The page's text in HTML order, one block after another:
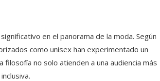
en el panorama de la moda. Según
como unisex han experimentado un
no solo atienden a una audiencia más